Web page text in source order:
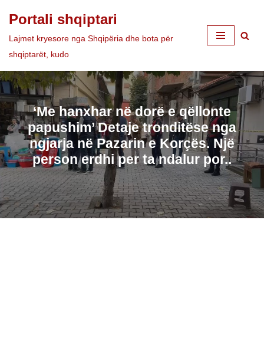
Skip
to
Portali shqiptari
Lajmet kryesore nga Shqipëria dhe bota për
shqiptarët, kudo
‘Me hanxhar në dorë e qëllonte
papushim’ Detaje tronditëse nga
ngjarja në Pazarin e Korçës. Një
person erdhi per ta ndalur por..